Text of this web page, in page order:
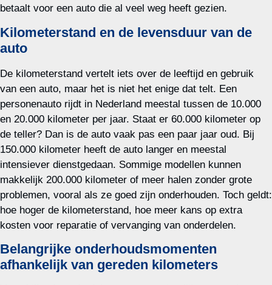
betaalt voor een auto die al veel weg heeft gezien.
Kilometerstand en de levensduur van de
auto
De kilometerstand vertelt iets over de leeftijd en gebruik
van een auto, maar het is niet het enige dat telt. Een
personenauto rijdt in Nederland meestal tussen de 10.000
en 20.000 kilometer per jaar. Staat er 60.000 kilometer op
de teller? Dan is de auto vaak pas een paar jaar oud. Bij
150.000 kilometer heeft de auto langer en meestal
intensiever dienstgedaan. Sommige modellen kunnen
makkelijk 200.000 kilometer of meer halen zonder grote
problemen, vooral als ze goed zijn onderhouden. Toch geldt:
hoe hoger de kilometerstand, hoe meer kans op extra
kosten voor reparatie of vervanging van onderdelen.
Belangrijke onderhoudsmomenten
afhankelijk van gereden kilometers